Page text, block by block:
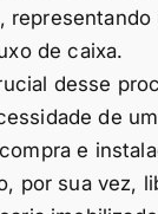
representando
de caixa.
desse
de
e
por sua vez,